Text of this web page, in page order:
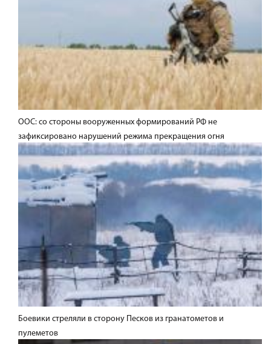
ООС: со стороны вооруженных формирований РФ не
зафиксировано нарушений режима прекращения огня
Боевики стреляли в сторону Песков из гранатометов и
пулеметов